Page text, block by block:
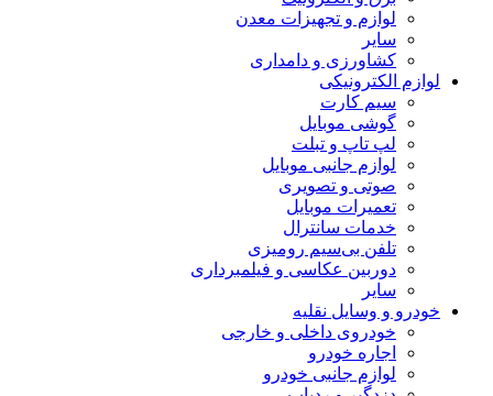
لوازم و تجهیزات معدن
سایر
کشاورزی و دامداری
لوازم الکترونیکی
سیم کارت
گوشی موبایل
لپ تاپ و تبلت
لوازم جانبی موبایل
صوتی و تصویری
تعمیرات موبایل
خدمات سانترال
تلفن بی‌سیم رومیزی
دوربین عکاسی و فیلمبرداری
سایر
خودرو و وسایل نقلیه
خودروی داخلی و خارجی
اجاره خودرو
لوازم جانبی خودرو